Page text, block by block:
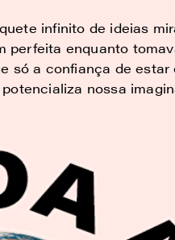
infinito de ideias
perfeita enquanto
só a confiança de estar
nossa